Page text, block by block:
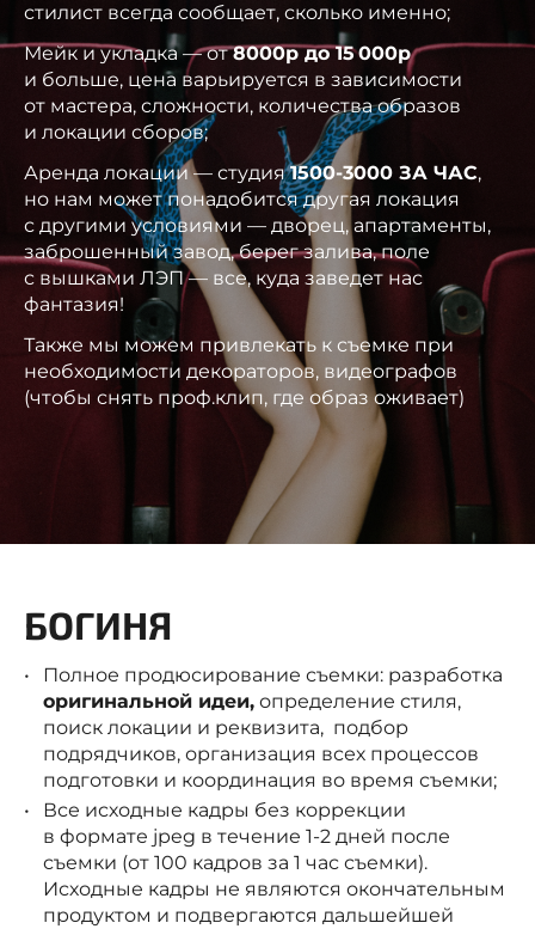
стилист всегда сообщает, сколько именно;
Мейк и укладка — от8000р до 15 000р
и больше, цена варьируется в зависимости
от мастера, сложности, количества образов
и локации сборов;
Аренда локации — студия1500-3000 ЗА ЧАС,
но нам может понадобится другая локация
с другими условиями — дворец, апартаменты,
заброшенный завод, берег залива, поле
с вышками ЛЭП — все, куда заведет нас
фантазия!
Также мы можем привлекать к съемке при
необходимости декораторов, видеографов
(чтобы снять проф.клип, где образ оживает)
БОГИНЯ
Полное продюсирование съемки: разработка
оригинальной идеи, определение стиля,
поиск локации и реквизита, подбор
подрядчиков, организация всех процессов
подготовки и координация во время съемки;
Все исходные кадры без коррекции
в формате jpeg в течение 1-2 дней после
съемки (от 100 кадров за 1 час съемки).
Исходные кадры не являются окончательным
продуктом и подвергаются дальшейшей